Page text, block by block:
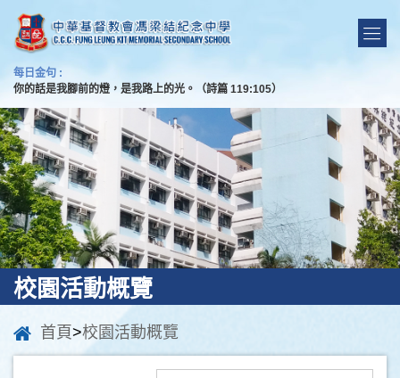
每日金句 :
你的話是我腳前的燈，是我路上的光。（詩篇 119:105）
校園活動概覽
首頁>校園活動概覽